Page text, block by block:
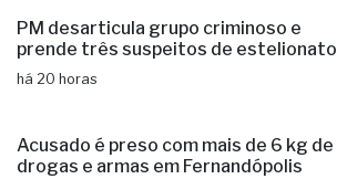
PM desarticula grupo criminoso e
prende três suspeitos de estelionato
há 20 horas
Acusado é preso com mais de 6 kg de
drogas e armas em Fernandópolis